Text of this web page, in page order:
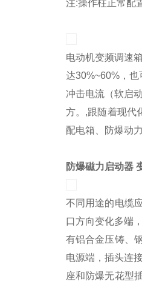
注:操作柱正常配
电动机变频调速
达30%~60%，
冲击电流（软启
方。,跟随着现代
配电箱、防爆动
防爆磁力启动器
不同用途的电缆
口方向变化多端
有铝合金压铸、
电源端，插头连
座和防爆无花型